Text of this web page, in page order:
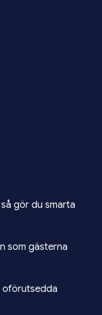
gör du smarta
som gästerna
oförutsedda